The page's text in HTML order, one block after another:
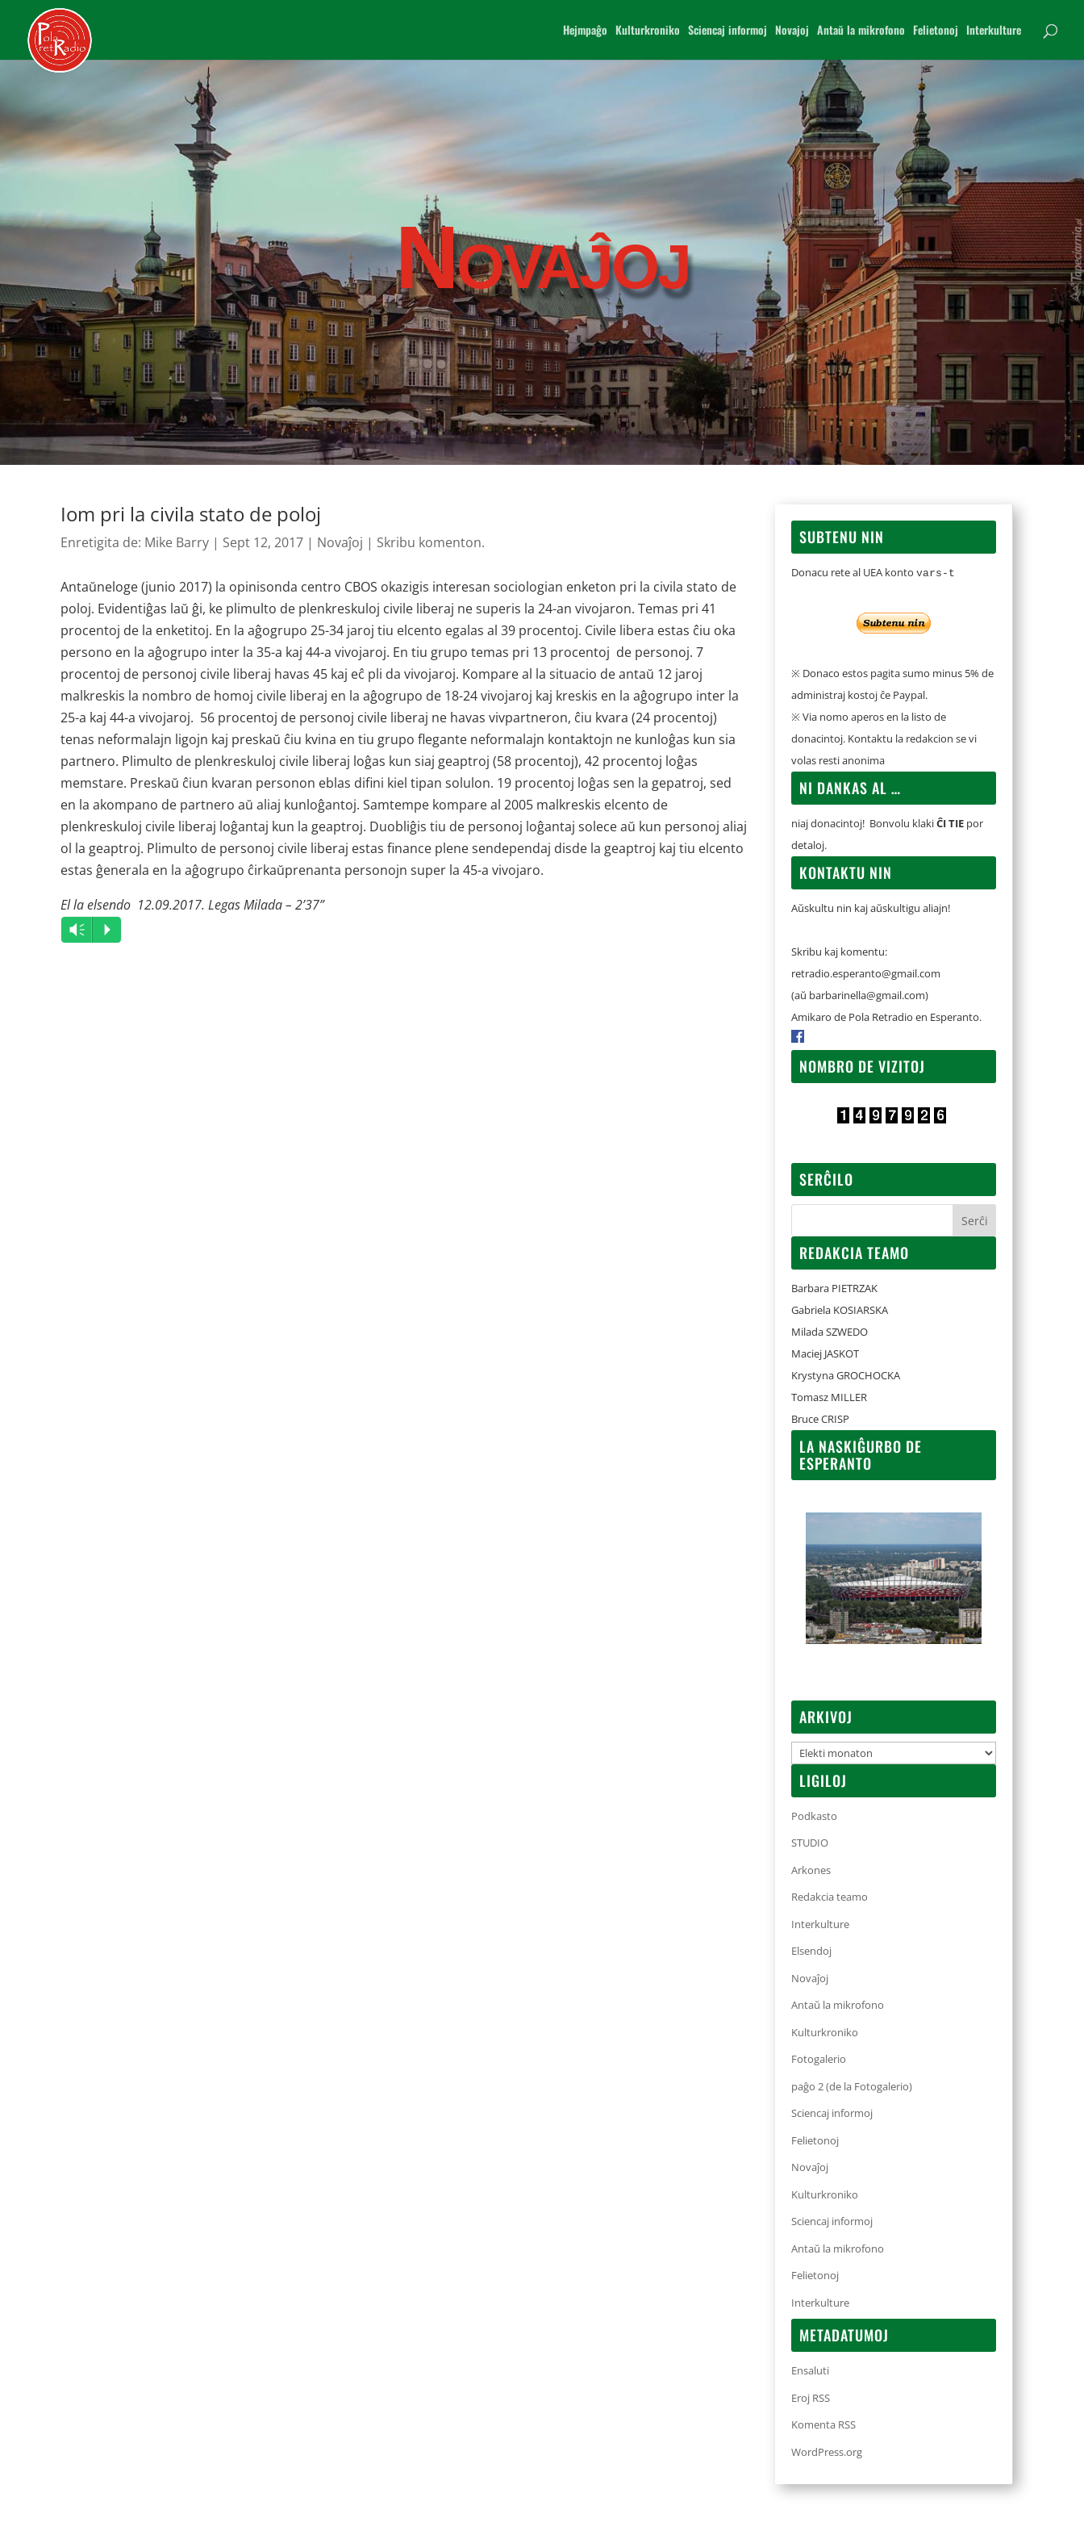
Hejmpaĝo Kulturkroniko Sciencaj informoj Novajoj Antaŭ la mikrofono Felietonoj Interkulture
Novaĵoj
Iom pri la civila stato de poloj
Enretigita de: Mike Barry| Sept 12, 2017| Novaĵoj | Skribu komenton.
Antaŭneloge (junio 2017) la opinisonda centro CBOS okazigis interesan sociologian enketon pri la civila stato de
poloj. Evidentiĝas laŭ ĝi, ke plimulto de plenkreskuloj civile liberaj ne superis la 24-an vivojaron. Temas pri 41
procentoj de la enketitoj. En la aĝogrupo 25-34 jaroj tiu elcento egalas al 39 procentoj. Civile libera estas ĉiu oka
persono en la aĝogrupo inter la 35-a kaj 44-a vivojaroj. En tiu grupo temas pri 13 procentoj de personoj. 7
procentoj de personoj civile liberaj havas 45 kaj eĉ pli da vivojaroj. Kompare al la situacio de antaŭ 12 jaroj
malkreskis la nombro de homoj civile liberaj en la aĝogrupo de 18-24 vivojaroj kaj kreskis en la aĝogrupo inter la
25-a kaj 44-a vivojaroj. 56 procentoj de personoj civile liberaj ne havas vivpartneron, ĉiu kvara (24 procentoj)
tenas neformalajn ligojn kaj preskaŭ ĉiu kvina en tiu grupo flegante neformalajn kontaktojn ne kunloĝas kun sia
partnero. Plimulto de plenkreskuloj civile liberaj loĝas kun siaj geaptroj (58 procentoj), 42 procentoj loĝas
memstare. Preskaŭ ĉiun kvaran personon eblas difini kiel tipan solulon. 19 procentoj loĝas sen la gepatroj, sed
en la akompano de partnero aŭ aliaj kunloĝantoj. Samtempe kompare al 2005 malkreskis elcento de
plenkreskuloj civile liberaj loĝantaj kun la geaptroj. Duobliĝis tiu de personoj loĝantaj solece aŭ kun personoj aliaj
ol la geaptroj. Plimulto de personoj civile liberaj estas finance plene sendependaj disde la geaptroj kaj tiu elcento
estas ĝenerala en la aĝogrupo ĉirkaŭprenanta personojn super la 45-a vivojaro.
El la elsendo 12.09.2017. Legas Milada – 2’37”
Audio
Player
Vm P
SUBTENU NIN
Donacu rete al UEA konto vars-t
※ Donaco estos pagita sumo minus 5% de
administraj kostoj ĉe Paypal.
※ Via nomo aperos en la listo de
donacintoj. Kontaktu la redakcion se vi
volas resti anonima
NI DANKAS AL …
niaj donacintoj! Bonvolu klakiĈI TIEpor
detaloj.
KONTAKTU NIN
Aŭskultu nin kaj aŭskultigu aliajn!
Skribu kaj komentu:
retradio.esperanto@gmail.com
(aŭ barbarinella@gmail.com)
Amikaro de Pola Retradio en Esperanto.
NOMBRO DE VIZITOJ
SERĈILO
REDAKCIA TEAMO
Barbara PIETRZAK
Gabriela KOSIARSKA
Milada SZWEDO
Maciej JASKOT
Krystyna GROCHOCKA
Tomasz MILLER
Bruce CRISP
LA NASKIĜURBO DE
ESPERANTO
ARKIVOJ
Arkivoj
LIGILOJ
Podkasto
STUDIO
Arkones
Redakcia teamo
Interkulture
Elsendoj
Novaĵoj
Antaŭ la mikrofono
Kulturkroniko
Fotogalerio
paĝo 2 (de la Fotogalerio)
Sciencaj informoj
Felietonoj
Novaĵoj
Kulturkroniko
Sciencaj informoj
Antaŭ la mikrofono
Felietonoj
Interkulture
METADATUMOJ
Ensaluti
Eroj RSS
Komenta RSS
WordPress.org